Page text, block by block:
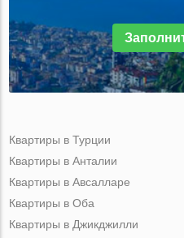
Квартиры в Турции
Квартиры в Анталии
Квартиры в Авсалларе
Квартиры в Оба
Квартиры в Джикджилли